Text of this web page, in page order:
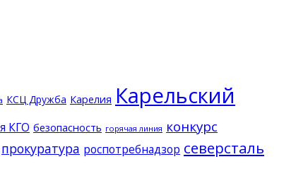
КСЦ Дружба Карелия Карельский
КГО безопасность горячая линия конкурс
прокуратура роспотребнадзор северсталь